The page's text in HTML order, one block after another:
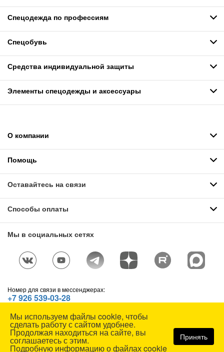
Спецодежда по профессиям
Спецобувь
Средства индивидуальной защиты
Элементы спецодежды и аксессуары
О компании
Помощь
Оставайтесь на связи
Способы оплаты
Мы в социальных сетях
Номер для связи в мессенджерах:
+7 926 539-03-28
© СОЮЗСПЕЦОДЕЖДА, 1991—2026. Все права защищены.
Использование материалов сайта без разрешения запрещено.
Карта сайта
Мы используем файлы cookie, чтобы
сделать работу с сайтом удобнее.
Продолжая находиться на сайте, вы
соглашаетесь с этим.
Подробную информацию о файлах cookie
Принять